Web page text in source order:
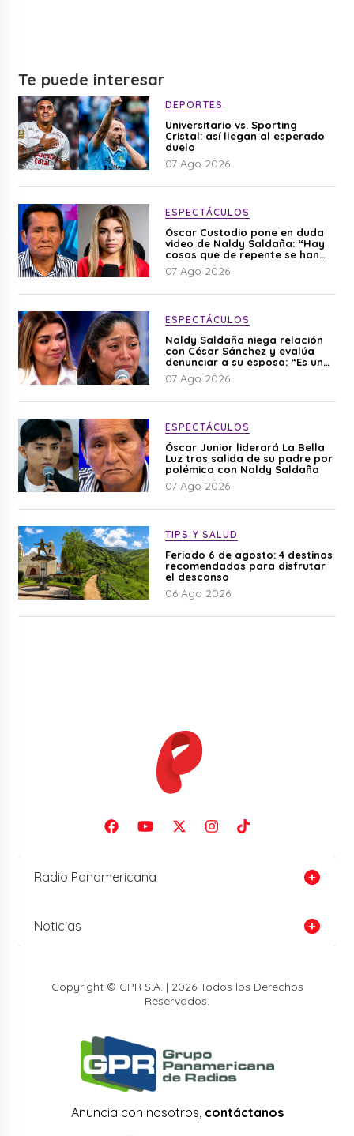
Te puede interesar
DEPORTES
Universitario vs. Sporting
Cristal: así llegan al esperado
duelo
07 Ago 2026
ESPECTÁCULOS
Óscar Custodio pone en duda
video de Naldy Saldaña: “Hay
cosas que de repente se han
editado”
07 Ago 2026
ESPECTÁCULOS
Naldy Saldaña niega relación
con César Sánchez y evalúa
denunciar a su esposa: “Es una
difamación”
07 Ago 2026
ESPECTÁCULOS
Óscar Junior liderará La Bella
Luz tras salida de su padre por
polémica con Naldy Saldaña
07 Ago 2026
TIPS Y SALUD
Feriado 6 de agosto: 4 destinos
recomendados para disfrutar
el descanso
06 Ago 2026
Radio Panamericana
Noticias
Copyright © GPR S.A. | 2026 Todos los Derechos
Reservados.
Anuncia con nosotros, contáctanos